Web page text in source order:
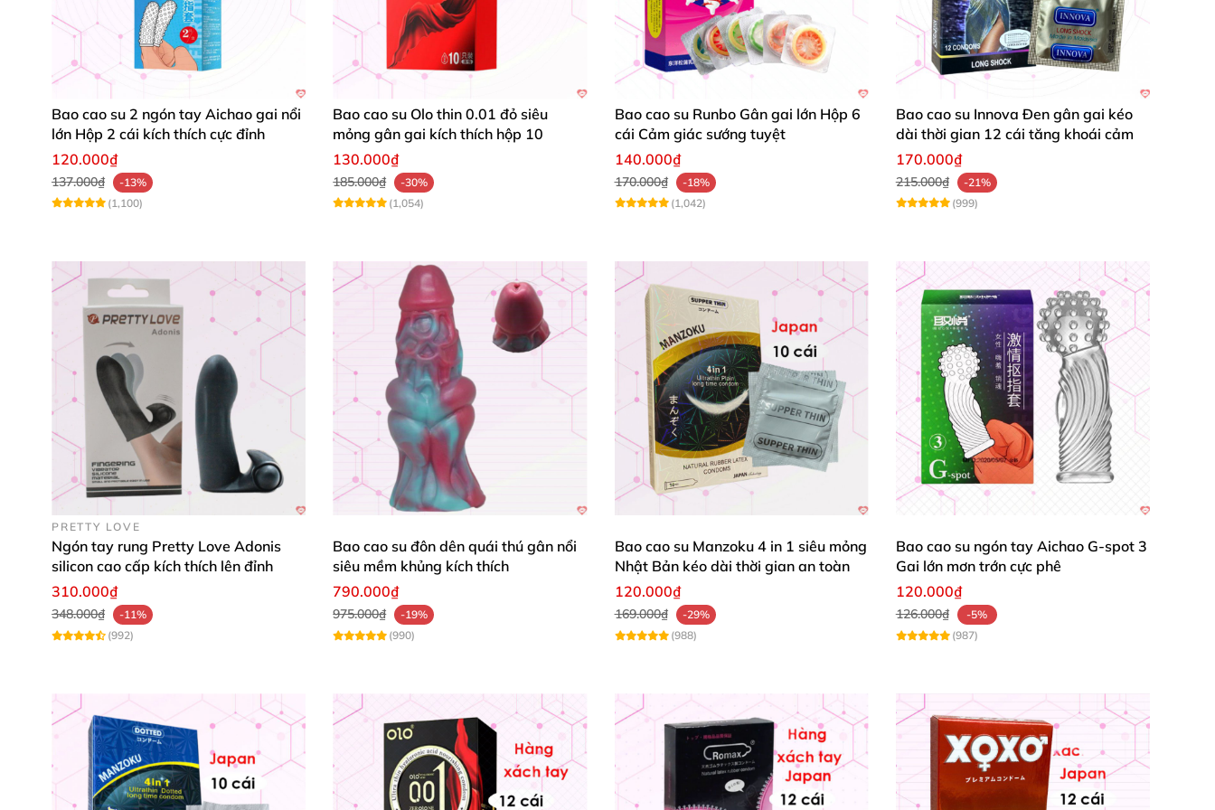
Kích thước trung bình rất phù hợp với kích dương vậtcủa các chàng trai Á đông, chất liệu silicone đàn hồi cực tốt , ôm khítvà tạo sự dễ chịu cho
dương vật khi đeo. Sản phẩm này chính là giải pháp tăng kích thước cậu nhỏ và chống xuất tinh sớm nhanh nhất cho các chàngmà không cần
dùng thuốc.
Làm thế nàođể mua bao cao su đôn dên có dây đeo Baile Brave Man:
Bao cao su đôn dên có dây đeo Baile Brave man bao bì sản phẩm
Sản phẩmbao cao suđôn dên có dây đeo Baile BraveMan chính hãng được phân phối tại shop người lớnWebsite . Để mua hàng , bạn chỉ cần
để lại
số điện thoại
và đội ngũ tư vấncủa chúng tôisẽ liên hệ ngay tới bạn. Thời gian giao hàng nhanh nhất trong các đơn vị có giao hàng COD Đặc biệt,
khi mua 2 sản phẩm bao đôn dên cho nam tại shop , bạn được tặng kèm gel bôi trơn
để sử dụng cùng bao đôn dên mang tới khoái cảm tốt nhất cho
và nàng.
Bao cao su 2 ngón tay Aichao gai nổi
lớn Hộp 2 cái kích thích cực đỉnh
120.000₫
137.000₫
-13%
(1,100)
Bao cao su Olo thin 0.01 đỏ siêu
mỏng gân gai kích thích hộp 10
130.000₫
185.000₫
-30%
(1,054)
Bao cao su Runbo Gân gai lớn Hộp 6
cái Cảm giác sướng tuyệt
140.000₫
170.000₫
-18%
(1,042)
Bao cao su Innova Đen gân gai kéo
dài thời gian 12 cái tăng khoái cảm
170.000₫
215.000₫
-21%
(999)
PRETTY LOVE
Ngón tay rung Pretty Love Adonis
silicon cao cấp kích thích lên đỉnh
310.000₫
348.000₫
-11%
(992)
Bao cao su đôn dên quái thú gân nổi
siêu mềm khủng kích thích
790.000₫
975.000₫
-19%
(990)
Bao cao su Manzoku 4 in 1 siêu mỏng
Nhật Bản kéo dài thời gian an toàn
120.000₫
169.000₫
-29%
(988)
Bao cao su ngón tay Aichao G-spot 3
Gai lớn mơn trớn cực phê
120.000₫
126.000₫
-5%
(987)